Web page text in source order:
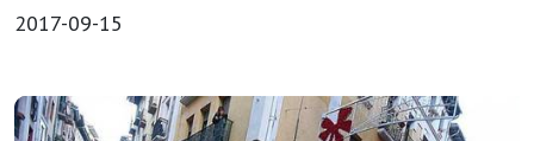
2017-09-15